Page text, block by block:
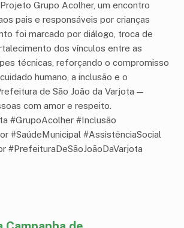
Grupo Acolher, um encontro
pais e responsáveis por crianças
foi marcado por diálogo, troca de
dos vínculos entre as
técnicas, reforçando o compromisso
humano, a inclusão e o
de São João da Varjota —
com amor e respeito.
#GrupoAcolher #Inclusão
#SaúdeMunicipal #AssistênciaSocial
#PrefeituraDeSãoJoãoDaVarjota